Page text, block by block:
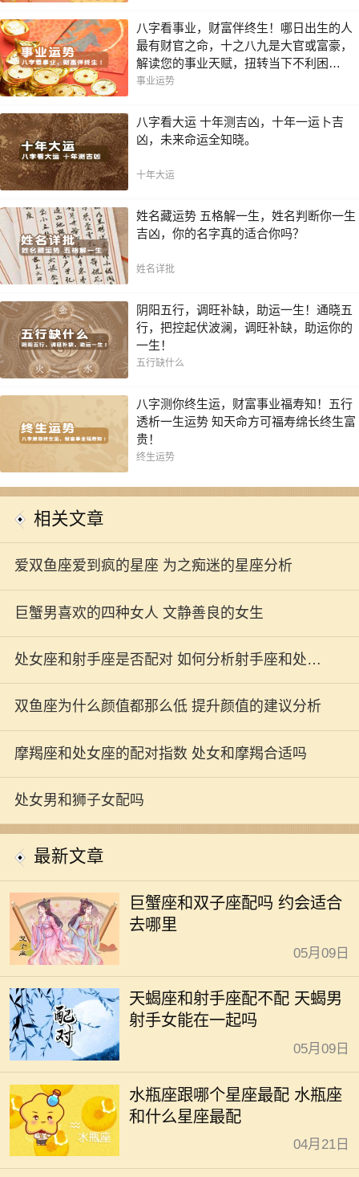
八字看事业，财富伴终生！哪日出生的人
最有财官之命，十之八九是大官或富豪，
解读您的事业天赋，扭转当下不利困
局！！
事业运势
八字看大运 十年测吉凶，十年一运卜吉
凶，未来命运全知晓。
十年大运
姓名藏运势 五格解一生，姓名判断你一生
吉凶，你的名字真的适合你吗？
姓名详批
阴阳五行，调旺补缺，助运一生！通晓五
行，把控起伏波澜，调旺补缺，助运你的
一生！
五行缺什么
八字测你终生运，财富事业福寿知！五行
透析一生运势 知天命方可福寿绵长终生富
贵！
终生运势
相关文章
爱双鱼座爱到疯的星座 为之痴迷的星座分析
巨蟹男喜欢的四种女人 文静善良的女生
处女座和射手座是否配对 如何分析射手座和处女
座配对指数
双鱼座为什么颜值都那么低 提升颜值的建议分析
摩羯座和处女座的配对指数 处女和摩羯合适吗
处女男和狮子女配吗
最新文章
巨蟹座和双子座配吗 约会适合
去哪里
05月09日
天蝎座和射手座配不配 天蝎男
射手女能在一起吗
05月09日
水瓶座跟哪个星座最配 水瓶座
和什么星座最配
04月21日